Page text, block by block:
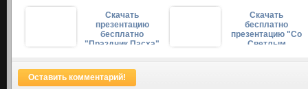
Скачать
презентацию
бесплатно
"Праздник Пасха"
Скачать
бесплатно
презентацию "Со
Светлым
Пасхи!"
Оставить комментарий!